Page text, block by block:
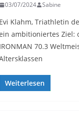
03/07/2024 Sabine
Evi Klahm, Triathletin
ambitioniertes Ziel:
IRONMAN 70.3
Weiterlesen